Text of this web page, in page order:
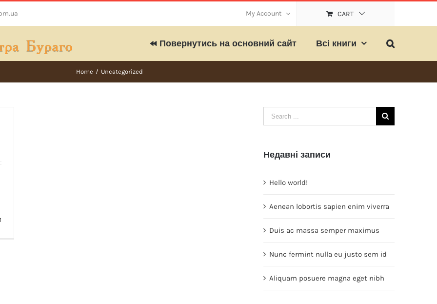
My Account CART
Повернутись на основний сайт Всі книги
Home / Uncategorized
1
Search
for:
Недавні записи
Hello world!
Aenean lobortis sapien enim viverra
Duis ac massa semper maximus
Nunc fermint nulla eu justo sem id
Aliquam posuere magna eget nibh